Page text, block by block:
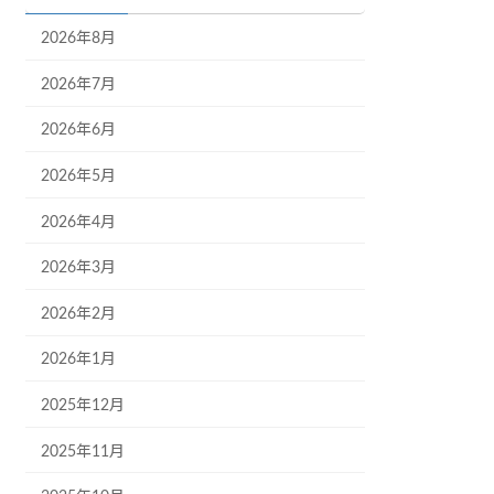
2026年8月
2026年7月
2026年6月
2026年5月
2026年4月
2026年3月
2026年2月
2026年1月
2025年12月
2025年11月